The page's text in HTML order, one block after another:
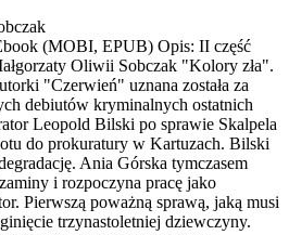
(MOBI, EPUB) Opis: II część
Oliwii Sobczak "Kolory zła".
"Czerwień" uznana została za
debiutów kryminalnych ostatnich
Leopold Bilski po sprawie Skalpela
do prokuratury w Kartuzach. Bilski
Ania Górska tymczasem
i rozpoczyna pracę jako
Pierwszą poważną sprawą, jaką musi
trzynastoletniej dziewczyny.